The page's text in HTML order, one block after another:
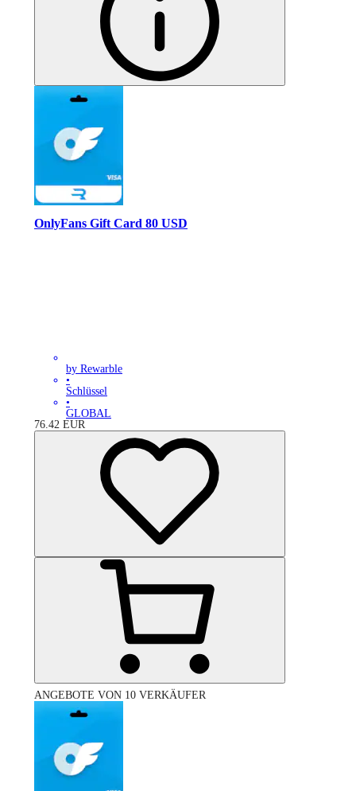
OnlyFans Gift Card 80 USD
by Rewarble
•
Schlüssel
•
GLOBAL
76.42 EUR
ANGEBOTE VON 10 VERKÄUFER